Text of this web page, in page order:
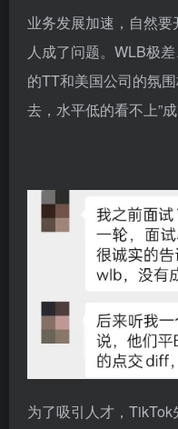
业务发展加速，自然
人成了问题。WLB极
的TT和美国公司的氛
去，水平低的看不上”
为了吸引人才，TikTok